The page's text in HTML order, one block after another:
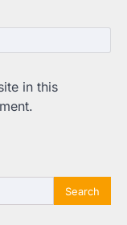
in this